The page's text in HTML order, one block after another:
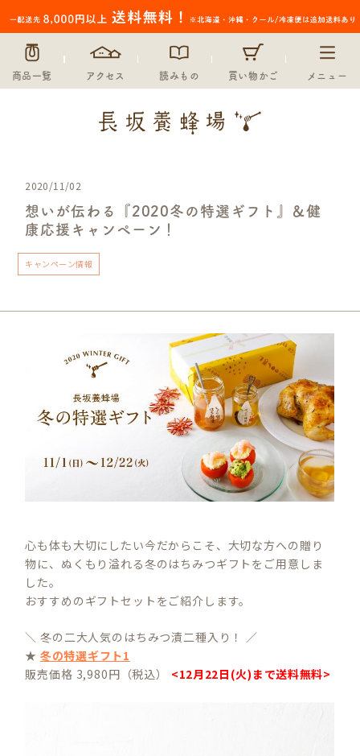
商品一覧 アクセス 読みもの 買い物かご メニュー
2020/11/02
想いが伝わる『2020冬の特選ギフト』＆健
康応援キャンペーン！
キャンペーン情報
心も体も大切にしたい今だからこそ、大切な方への贈り
物に、ぬくもり溢れる冬のはちみつギフトをご用意しま
した。
おすすめのギフトセットをご紹介します。
＼ 冬の二大人気のはちみつ漬二種入り！ ／
★冬の特選ギフト1
販売価格 3,980円（税込） <12月22日(火)まで送料無料>